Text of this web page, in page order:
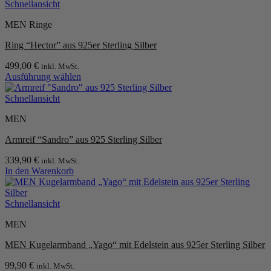
Produkt
mehrere
auf.
Optionen
können
auf
der
gewählt
werden
Schnellansicht
MEN Ringe
Ring “Hector” aus 925er Sterling Silber
499,00 € inkl. MwSt.
Ausführung wählen
Dieses
Produkt
mehrere
auf.
Optionen
können
auf
der
Produktseite
werden
Schnellansicht
MEN
Armreif “Sandro” aus 925 Sterling Silber
339,90 € inkl. MwSt.
In den Warenkorb
Schnellansicht
MEN
MEN Kugelarmband „Yago“ mit Edelstein aus 925er Sterling Silber
99,90 € inkl. MwSt.